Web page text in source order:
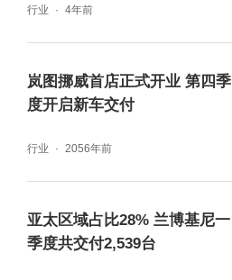
行业 4年前
岚图挪威首店正式开业 第四季
度开启新车交付
行业 2056年前
亚太区域占比28% 兰博基尼一
季度共交付2,539台